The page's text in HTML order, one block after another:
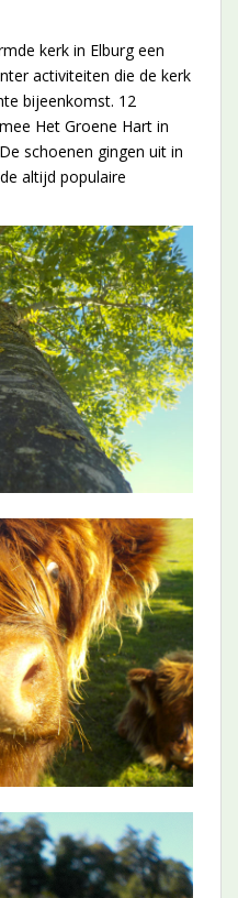
kerk in Elburg een
activiteiten die de kerk
bijeenkomst. 12
Het Groene Hart in
schoenen gingen uit in
altijd populaire